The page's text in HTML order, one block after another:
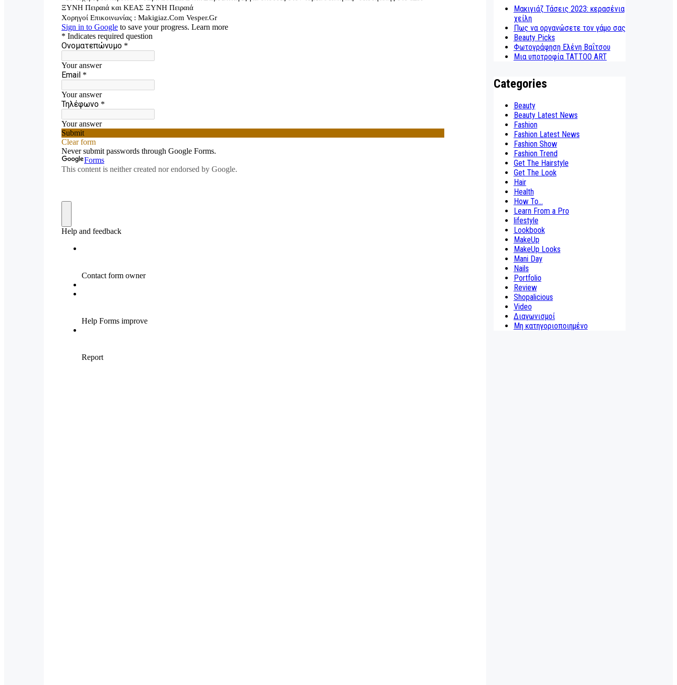
Μακιγιάζ Τάσεις 2023: κερασένια
χείλη
Πως να οργανώσετε τον γάμο σας
Beauty Picks
Φωτογράφηση Ελένη Βαΐτσου
Μια υποτροφία TATTOO ART
Categories
Beauty
Beauty Latest News
Fashion
Fashion Latest News
Fashion Show
Fashion Trend
Get The Hairstyle
Get The Look
Hair
Health
How To...
Learn From a Pro
lifestyle
Lookbook
MakeUp
MakeUp Looks
Mani Day
Nails
Portfolio
Review
Shopalicious
Video
Διαγωνισμοί
Μη κατηγοριοποιημένο